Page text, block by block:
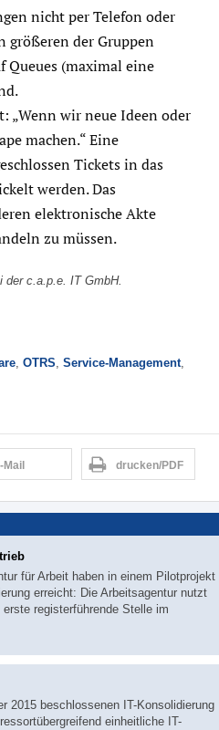
nicht per Telefon oder
größeren der Gruppen
Queues (maximal eine
„Wenn wir neue Ideen oder
machen.“ Eine
Tickets in das
werden. Das
elektronische Akte
zu müssen.
der c.a.p.e. IT GmbH.
, OTRS, Service-Management,
Mail drucken/PDF
für Arbeit haben in einem Pilotprojekt
erreicht: Die Arbeitsagentur nutzt
registerführende Stelle im
2015 beschlossenen IT-Konsolidierung
einheitliche IT-